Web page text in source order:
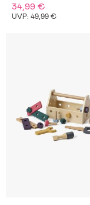
34,99 €
UVP: 49,99 €